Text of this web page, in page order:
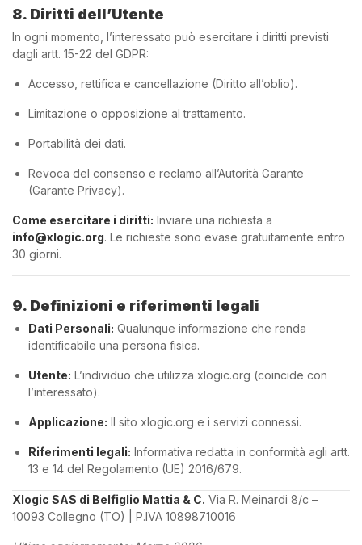
8. Diritti dell’Utente
In ogni momento, l’interessato può esercitare i diritti previsti
dagli artt. 15-22 del GDPR:
Accesso, rettifica e cancellazione (Diritto all’oblio).
Limitazione o opposizione al trattamento.
Portabilità dei dati.
Revoca del consenso e reclamo all’Autorità Garante
(Garante Privacy).
Come esercitare i diritti: Inviare una richiesta a
info@xlogic.org. Le richieste sono evase gratuitamente entro
30 giorni.
9. Definizioni e riferimenti legali
Dati Personali: Qualunque informazione che renda
identificabile una persona fisica.
Utente: L’individuo che utilizza xlogic.org (coincide con
l’interessato).
Applicazione: Il sito xlogic.org e i servizi connessi.
Riferimenti legali: Informativa redatta in conformità agli artt.
13 e 14 del Regolamento (UE) 2016/679.
Xlogic SAS di Belfiglio Mattia & C. Via R. Meinardi 8/c –
10093 Collegno (TO) | P.IVA 10898710016